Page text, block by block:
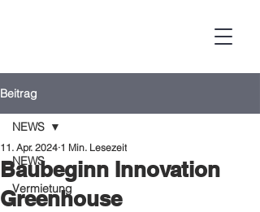
Beitrag
NEWS
Vermietung
NEWS
Baubeginn Innovation
Greenhouse
11. Apr. 2024 1 Min. Lesezeit